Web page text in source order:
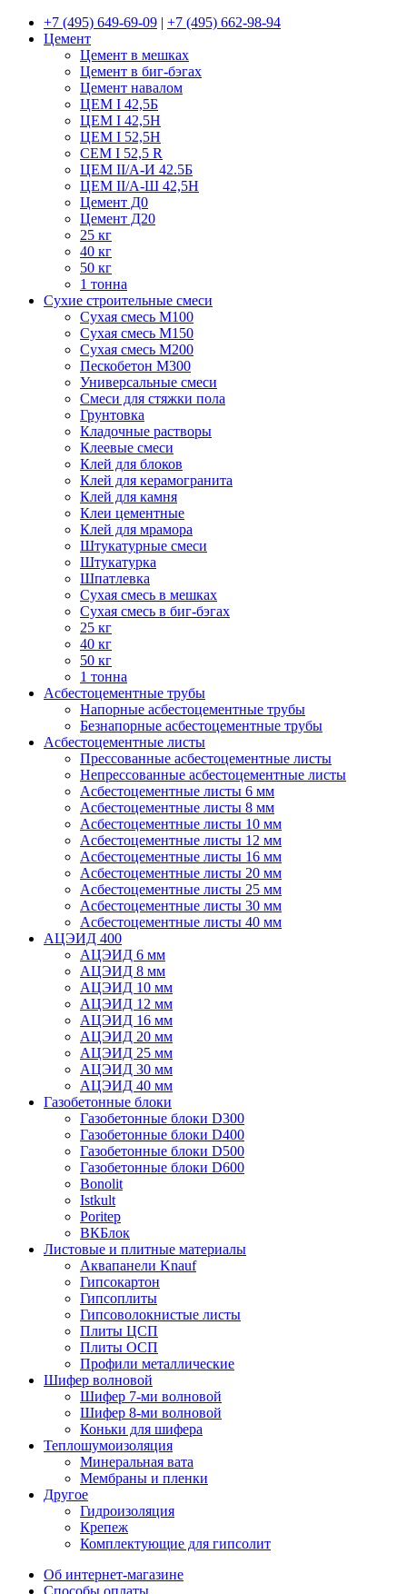
+7 (495) 649-69-09 | +7 (495) 662-98-94
Цемент
Цемент в мешках
Цемент в биг-бэгах
Цемент навалом
ЦЕМ I 42,5Б
ЦЕМ I 42,5Н
ЦЕМ I 52,5Н
CEM I 52,5 R
ЦЕМ II/А-И 42.5Б
ЦЕМ II/А-Ш 42,5Н
Цемент Д0
Цемент Д20
25 кг
40 кг
50 кг
1 тонна
Сухие строительные смеси
Сухая смесь М100
Сухая смесь М150
Сухая смесь М200
Пескобетон М300
Универсальные смеси
Смеси для стяжки пола
Грунтовка
Кладочные растворы
Клеевые смеси
Клей для блоков
Клей для керамогранита
Клей для камня
Клеи цементные
Клей для мрамора
Штукатурные смеси
Штукатурка
Шпатлевка
Сухая смесь в мешках
Сухая смесь в биг-бэгах
25 кг
40 кг
50 кг
1 тонна
Асбестоцементные трубы
Напорные асбестоцементные трубы
Безнапорные асбестоцементные трубы
Асбестоцементные листы
Прессованные асбестоцементные листы
Непрессованные асбестоцементные листы
Асбестоцементные листы 6 мм
Асбестоцементные листы 8 мм
Асбестоцементные листы 10 мм
Асбестоцементные листы 12 мм
Асбестоцементные листы 16 мм
Асбестоцементные листы 20 мм
Асбестоцементные листы 25 мм
Асбестоцементные листы 30 мм
Асбестоцементные листы 40 мм
АЦЭИД 400
АЦЭИД 6 мм
АЦЭИД 8 мм
АЦЭИД 10 мм
АЦЭИД 12 мм
АЦЭИД 16 мм
АЦЭИД 20 мм
АЦЭИД 25 мм
АЦЭИД 30 мм
АЦЭИД 40 мм
Газобетонные блоки
Газобетонные блоки D300
Газобетонные блоки D400
Газобетонные блоки D500
Газобетонные блоки D600
Bonolit
Istkult
Poritep
ВКБлок
Листовые и плитные материалы
Аквапанели Knauf
Гипсокартон
Гипсоплиты
Гипсоволокнистые листы
Плиты ЦСП
Плиты ОСП
Профили металлические
Шифер волновой
Шифер 7-ми волновой
Шифер 8-ми волновой
Коньки для шифера
Теплошумоизоляция
Минеральная вата
Мембраны и пленки
Другое
Гидроизоляция
Крепеж
Комплектующие для гипсолит
Об интернет-магазине
Способы оплаты